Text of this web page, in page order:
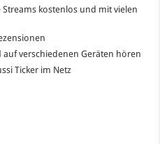
Streams kostenlos und mit vielen
verschiedenen Geräten hören
Ticker im Netz